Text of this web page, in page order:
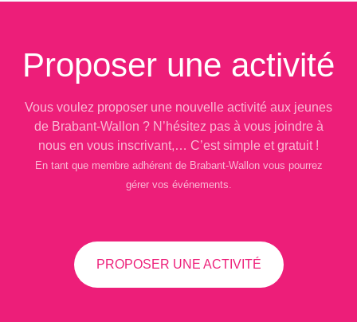
Proposer une activité
Vous voulez proposer une nouvelle activité aux jeunes
de Brabant-Wallon ? N’hésitez pas à vous joindre à
nous en vous inscrivant,… C’est simple et gratuit !
En tant que membre adhérent de Brabant-Wallon vous pourrez
gérer vos événements.
PROPOSER UNE ACTIVITÉ